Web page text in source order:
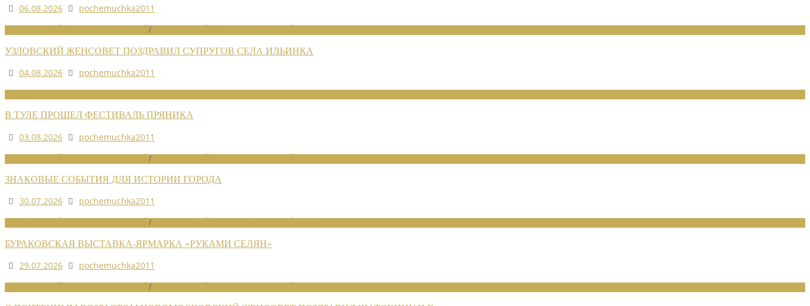
06.08.2026
pochemuchka2011
/
УЗЛОВСКИЙ ЖЕНСОВЕТ ПОЗДРАВИЛ СУПРУГОВ СЕЛА ИЛЬИНКА
04.08.2026
pochemuchka2011
В ТУЛЕ ПРОШЕЛ ФЕСТИВАЛЬ ПРЯНИКА
03.08.2026
pochemuchka2011
/
ЗНАКОВЫЕ СОБЫТИЯ ДЛЯ ИСТОРИИ ГОРОДА
30.07.2026
pochemuchka2011
/
БУРАКОВСКАЯ ВЫСТАВКА-ЯРМАРКА «РУКАМИ СЕЛЯН»
29.07.2026
pochemuchka2011
/